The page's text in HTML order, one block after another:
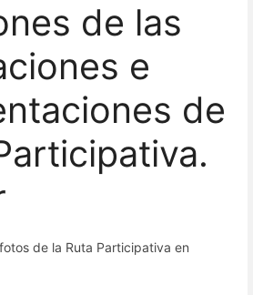
de las
e
de
de la Ruta Participativa en